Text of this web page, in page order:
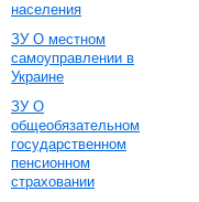
населения
ЗУ О местном
самоуправлении в
Украине
ЗУ О
общеобязательном
государственном
пенсионном
страховании